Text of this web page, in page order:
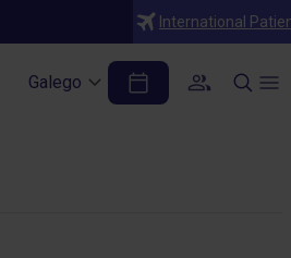
International
Galego